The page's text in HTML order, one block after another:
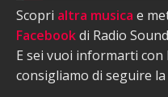
Scopri altra musica e
Facebookdi Radio
E sei vuoi informarti con
consigliamo di seguire la